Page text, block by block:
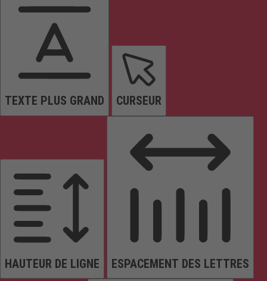
TEXTE PLUS GRAND CURSEUR
HAUTEUR DE LIGNE ESPACEMENT DES LETTRES